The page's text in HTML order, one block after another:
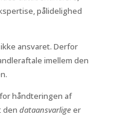
pålidelighed
ansvaret. Derfor
imellem den
håndteringen af
den dataansvarligeer